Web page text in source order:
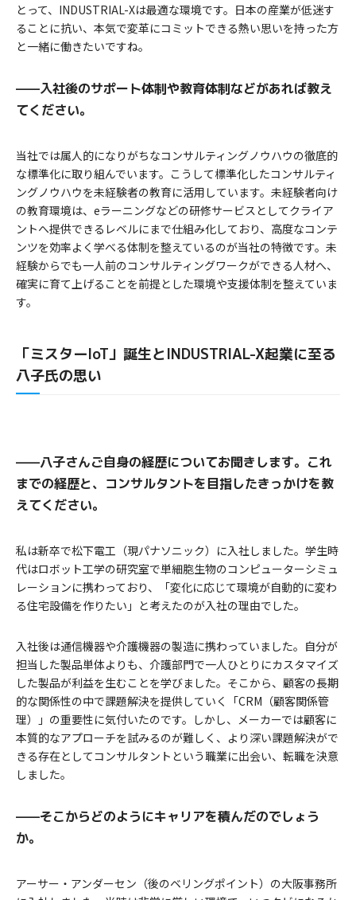
とって、INDUSTRIAL-Xは最適な環境です。日本の産業が低迷す
ることに抗い、本気で変革にコミットできる熱い思いを持った方
と一緒に働きたいですね。
——入社後のサポート体制や教育体制などがあれば教え
てください。
当社では属人的になりがちなコンサルティングノウハウの徹底的
な標準化に取り組んでいます。こうして標準化したコンサルティ
ングノウハウを未経験者の教育に活用しています。未経験者向け
の教育環境は、eラーニングなどの研修サービスとしてクライア
ントへ提供できるレベルにまで仕組み化しており、高度なコンテ
ンツを効率よく学べる体制を整えているのが当社の特徴です。未
経験からでも一人前のコンサルティングワークができる人材へ、
確実に育て上げることを前提とした環境や支援体制を整えていま
す。
「ミスターIoT」誕生とINDUSTRIAL-X起業に至る
八子氏の思い
——八子さんご自身の経歴についてお聞きします。これ
までの経歴と、コンサルタントを目指したきっかけを教
えてください。
私は新卒で松下電工（現パナソニック）に入社しました。学生時
代はロボット工学の研究室で単細胞生物のコンピューターシミュ
レーションに携わっており、「変化に応じて環境が自動的に変わ
る住宅設備を作りたい」と考えたのが入社の理由でした。
入社後は通信機器や介護機器の製造に携わっていました。自分が
担当した製品単体よりも、介護部門で一人ひとりにカスタマイズ
した製品が利益を生むことを学びました。そこから、顧客の長期
的な関係性の中で課題解決を提供していく「CRM（顧客関係管
理）」の重要性に気付いたのです。しかし、メーカーでは顧客に
本質的なアプローチを試みるのが難しく、より深い課題解決がで
きる存在としてコンサルタントという職業に出会い、転職を決意
しました。
——そこからどのようにキャリアを積んだのでしょう
か。
アーサー・アンダーセン（後のベリングポイント）の大阪事務所